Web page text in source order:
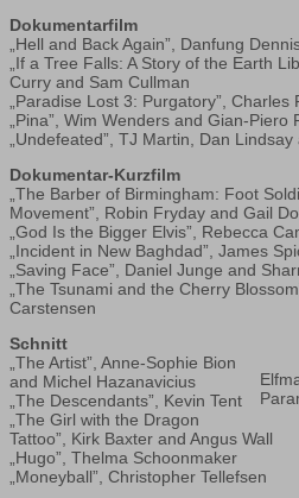
Dokumentarfilm
„Hell and Back Again”, Danfung
„If a Tree Falls: A Story of the Earth
Curry and Sam Cullman
„Paradise Lost 3: Purgatory”,
„Pina”, Wim Wenders and Gian-Piero
„Undefeated”, TJ Martin, Dan
Dokumentar-Kurzfilm
„The Barber of Birmingham: Foot
Movement”, Robin Fryday and Gail
„God Is the Bigger Elvis”, Rebecca
„Incident in New Baghdad”, James
„Saving Face”, Daniel Junge and
„The Tsunami and the Cherry
Carstensen
Schnitt
„The Artist”, Anne-Sophie Bion
and Michel Hazanavicius
„The Descendants”, Kevin Tent
„The Girl with the Dragon
Tattoo”, Kirk Baxter and Angus Wall
„Hugo”, Thelma Schoonmaker
„Moneyball”, Christopher Tellefsen